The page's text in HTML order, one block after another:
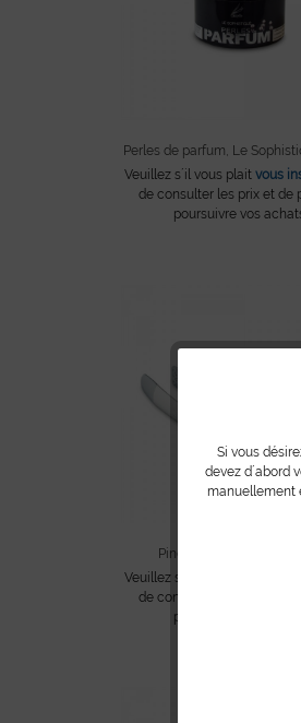
Perles de parfum, Le
Veuillez s´il vous plait vous
de consulter les prix et de
poursuivre vos
Pince pour pierres
Veuillez s´il vous plait
de consulter les prix et de
poursuivre vos achats.
Si vous
devez d´abord
manuellement